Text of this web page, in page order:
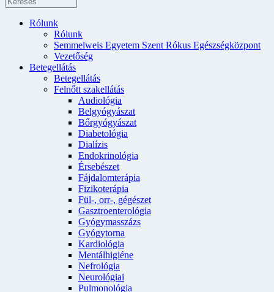
Rólunk
Rólunk
Semmelweis Egyetem Szent Rókus Egészségközpont
Vezetőség
Betegellátás
Betegellátás
Felnőtt szakellátás
Audiológia
Belgyógyászat
Bőrgyógyászat
Diabetológia
Dialízis
Endokrinológia
Érsebészet
Fájdalomterápia
Fizikoterápia
Fül-, orr-, gégészet
Gasztroenterológia
Gyógymasszázs
Gyógytorna
Kardiológia
Mentálhigiéne
Nefrológia
Neurológiai
Pulmonológia